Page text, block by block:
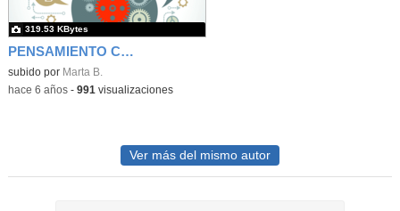
PENSAMIENTO CRÍTICO " más allá de la aceptación del contenido"
subido por Marta B.
319.53 KBytes
-hace 6 años- 991 visualizaciones
Ver más del mismo autor